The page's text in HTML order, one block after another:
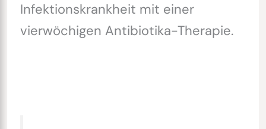
Infektionskrankheit mit einer
vierwöchigen Antibiotika-Therapie.